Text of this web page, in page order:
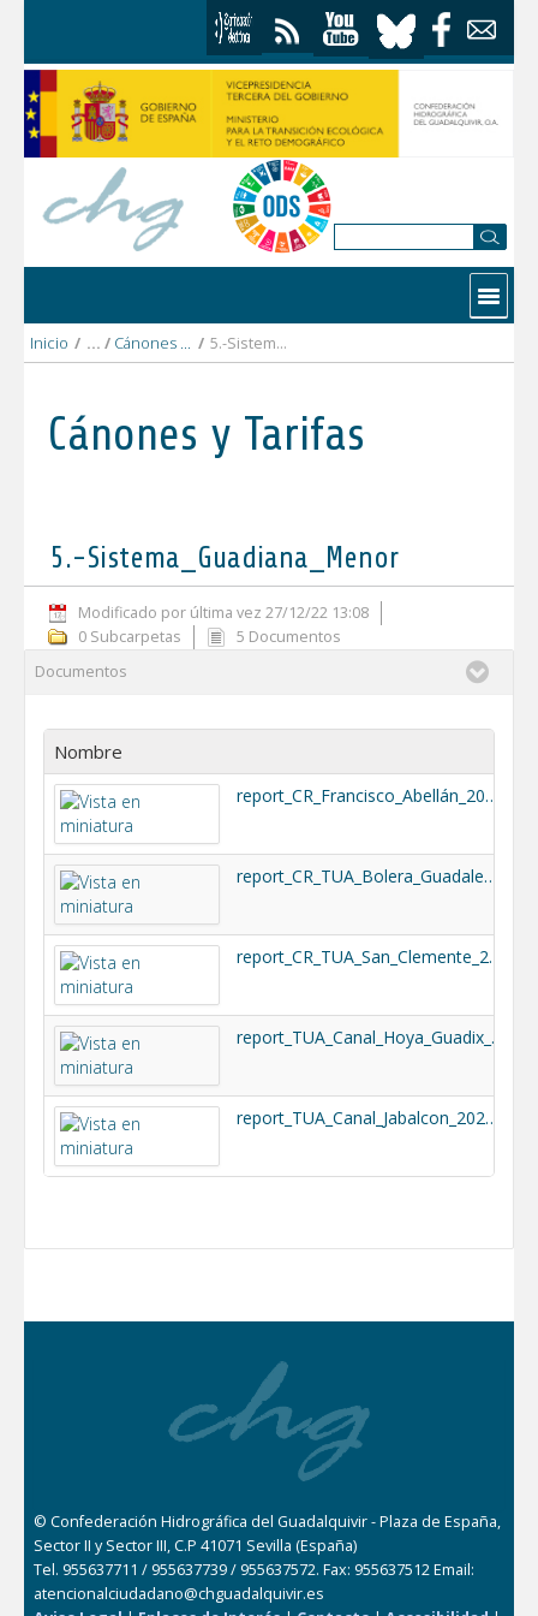
Contactar
Inicio / Cánones y Tarifas 2023 / 5.-Sistema_Guadiana_Menor
Cánones y Tarifas
5.-Sistema_Guadiana_Menor
Modificado por última vez 27/12/22 13:08
0 Subcarpetas
5 Documentos
Documentos
Nombre
report_CR_Francisco_Abellán_2023_DEFINITIVO.pdf
report_CR_TUA_Bolera_Guadalentin_2023_DEFINITIVO.pdf
report_CR_TUA_San_Clemente_2023_DEFINITIVO.pdf
report_TUA_Canal_Hoya_Guadix_2023_DEFINITIVO.pdf
report_TUA_Canal_Jabalcon_2023_DEFINITIVO.pdf
© Confederación Hidrográfica del Guadalquivir - Plaza de España,
Sector II y Sector III, C.P 41071 Sevilla (España)
Tel. 955637711 / 955637739 / 955637572. Fax: 955637512 Email:
atencionalciudadano@chguadalquivir.es